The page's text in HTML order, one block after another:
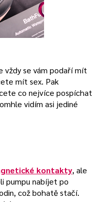
vždy se vám podaří mít
mít sex. Pak
co nejvíce pospíchat
vidím asi jediné
kontakty, ale
pumpu nabíjet po
což bohatě stačí.